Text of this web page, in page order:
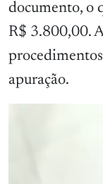
documento, o
R$ 3.800,00.
apuração.